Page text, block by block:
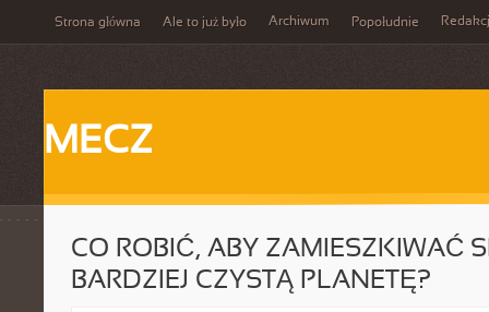
Strona główna Ale to już było Archiwum Popołudnie
MECZ
CO ROBIĆ, ABY ZAMIESZKIWAĆ
BARDZIEJ CZYSTĄ PLANETĘ?